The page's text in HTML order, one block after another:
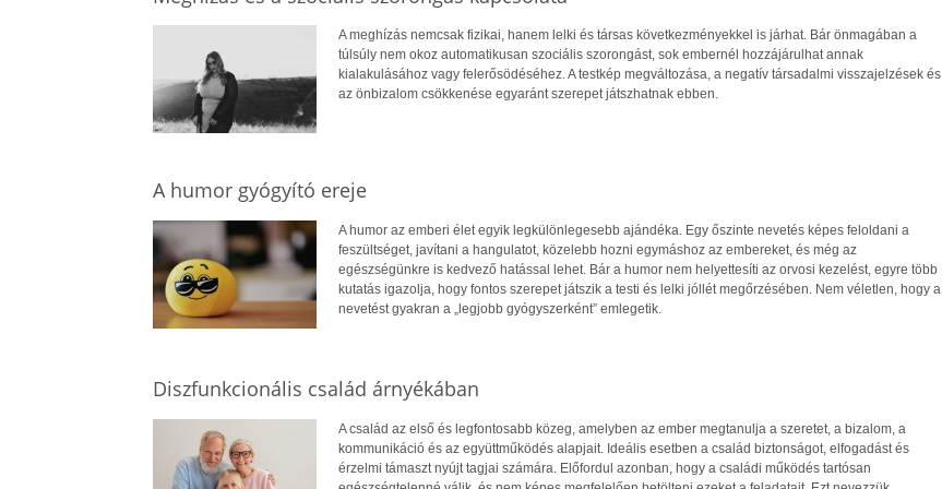
A meghízás nemcsak fizikai, hanem lelki és társas következményekkel is járhat. Bár önmagában a
túlsúly nem okoz automatikusan szociális szorongást, sok embernél hozzájárulhat annak
kialakulásához vagy felerősödéséhez. A testkép megváltozása, a negatív társadalmi visszajelzések és
az önbizalom csökkenése egyaránt szerepet játszhatnak ebben.
A humor gyógyító ereje
A humor az emberi élet egyik legkülönlegesebb ajándéka. Egy őszinte nevetés képes feloldani a
feszültséget, javítani a hangulatot, közelebb hozni egymáshoz az embereket, és még az
egészségünkre is kedvező hatással lehet. Bár a humor nem helyettesíti az orvosi kezelést, egyre több
kutatás igazolja, hogy fontos szerepet játszik a testi és lelki jóllét megőrzésében. Nem véletlen, hogy a
nevetést gyakran a „legjobb gyógyszerként” emlegetik.
Diszfunkcionális család árnyékában
A család az első és legfontosabb közeg, amelyben az ember megtanulja a szeretet, a bizalom, a
kommunikáció és az együttműködés alapjait. Ideális esetben a család biztonságot, elfogadást és
érzelmi támaszt nyújt tagjai számára. Előfordul azonban, hogy a családi működés tartósan